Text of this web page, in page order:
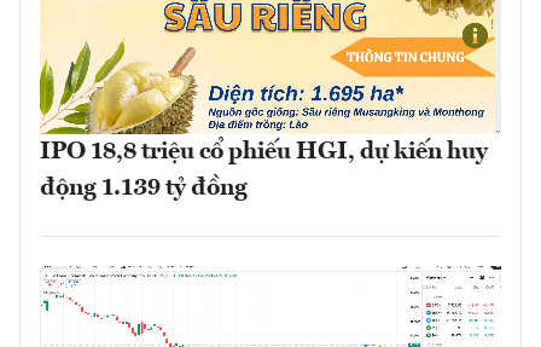
IPO 18,8 triệu cổ phiếu HGI, dự kiến huy
động 1.139 tỷ đồng